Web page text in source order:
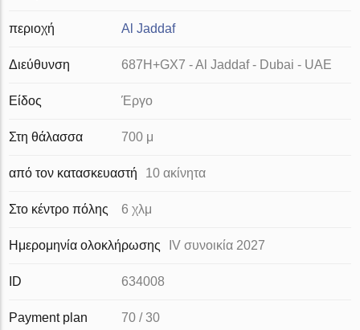
περιοχή Al Jaddaf
Διεύθυνση 687H+GX7 - Al Jaddaf - Dubai - UAE
Είδος Έργο
Στη θάλασσα 700 μ
από τον κατασκευαστή 10 ακίνητα
Στο κέντρο πόλης 6 χλμ
Ημερομηνία ολοκλήρωσης IV συνοικία 2027
ID 634008
Payment plan 70 / 30